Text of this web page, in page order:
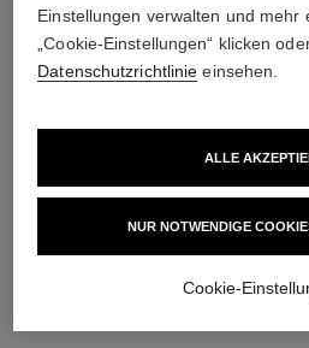
Mattierender Lippenstift mit
Zum Warenkorb hinzufügen
Einstellungen verwalten und mehr
„Cookie-Einstellungen“ klicken
Datenschutzrichtlinie einsehen.
NUR NOTWENDIGE
ALLE
Cookie-